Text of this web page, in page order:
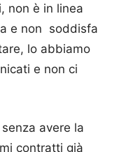
non è in linea
e non soddisfa
lo abbiamo
e non ci
avere la
contratti già